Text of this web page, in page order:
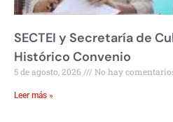
SECTEI y Secretaría de
Histórico Convenio
5 de agosto, 2026 No hay
Leer más »